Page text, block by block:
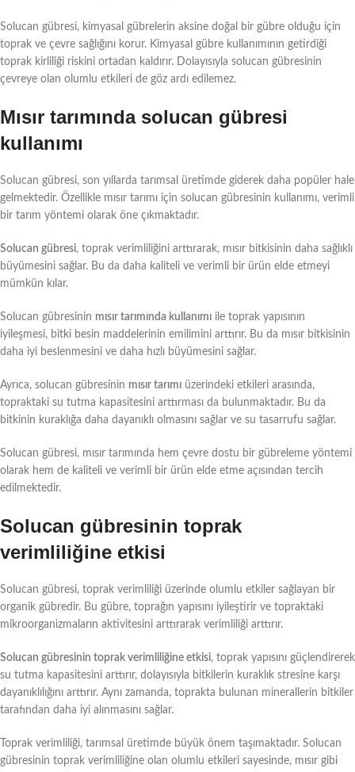
Solucan gübresi, kimyasal gübrelerin aksine doğal bir gübre olduğu için
toprak ve çevre sağlığını korur. Kimyasal gübre kullanımının getirdiği
toprak kirliliği riskini ortadan kaldırır. Dolayısıyla solucan gübresinin
çevreye olan olumlu etkileri de göz ardı edilemez.
Mısır tarımında solucan gübresi
kullanımı
Solucan gübresi, son yıllarda tarımsal üretimde giderek daha popüler hale
gelmektedir. Özellikle mısır tarımı için solucan gübresinin kullanımı, verimli
bir tarım yöntemi olarak öne çıkmaktadır.
Solucan gübresi, toprak verimliliğini arttırarak, mısır bitkisinin daha sağlıklı
büyümesini sağlar. Bu da daha kaliteli ve verimli bir ürün elde etmeyi
mümkün kılar.
Solucan gübresinin mısır tarımında kullanımı ile toprak yapısının
iyileşmesi, bitki besin maddelerinin emilimini arttırır. Bu da mısır bitkisinin
daha iyi beslenmesini ve daha hızlı büyümesini sağlar.
Ayrıca, solucan gübresinin mısır tarımı üzerindeki etkileri arasında,
topraktaki su tutma kapasitesini arttırması da bulunmaktadır. Bu da
bitkinin kuraklığa daha dayanıklı olmasını sağlar ve su tasarrufu sağlar.
Solucan gübresi, mısır tarımında hem çevre dostu bir gübreleme yöntemi
olarak hem de kaliteli ve verimli bir ürün elde etme açısından tercih
edilmektedir.
Solucan gübresinin toprak
verimliliğine etkisi
Solucan gübresi, toprak verimliliği üzerinde olumlu etkiler sağlayan bir
organik gübredir. Bu gübre, toprağın yapısını iyileştirir ve topraktaki
mikroorganizmaların aktivitesini arttırarak verimliliği arttırır.
Solucan gübresinin toprak verimliliğine etkisi, toprak yapısını güçlendirerek
su tutma kapasitesini arttırır, dolayısıyla bitkilerin kuraklık stresine karşı
dayanıklılığını arttırır. Aynı zamanda, toprakta bulunan minerallerin bitkiler
tarafından daha iyi alınmasını sağlar.
Toprak verimliliği, tarımsal üretimde büyük önem taşımaktadır. Solucan
gübresinin toprak verimliliğine olan olumlu etkileri sayesinde, mısır gibi